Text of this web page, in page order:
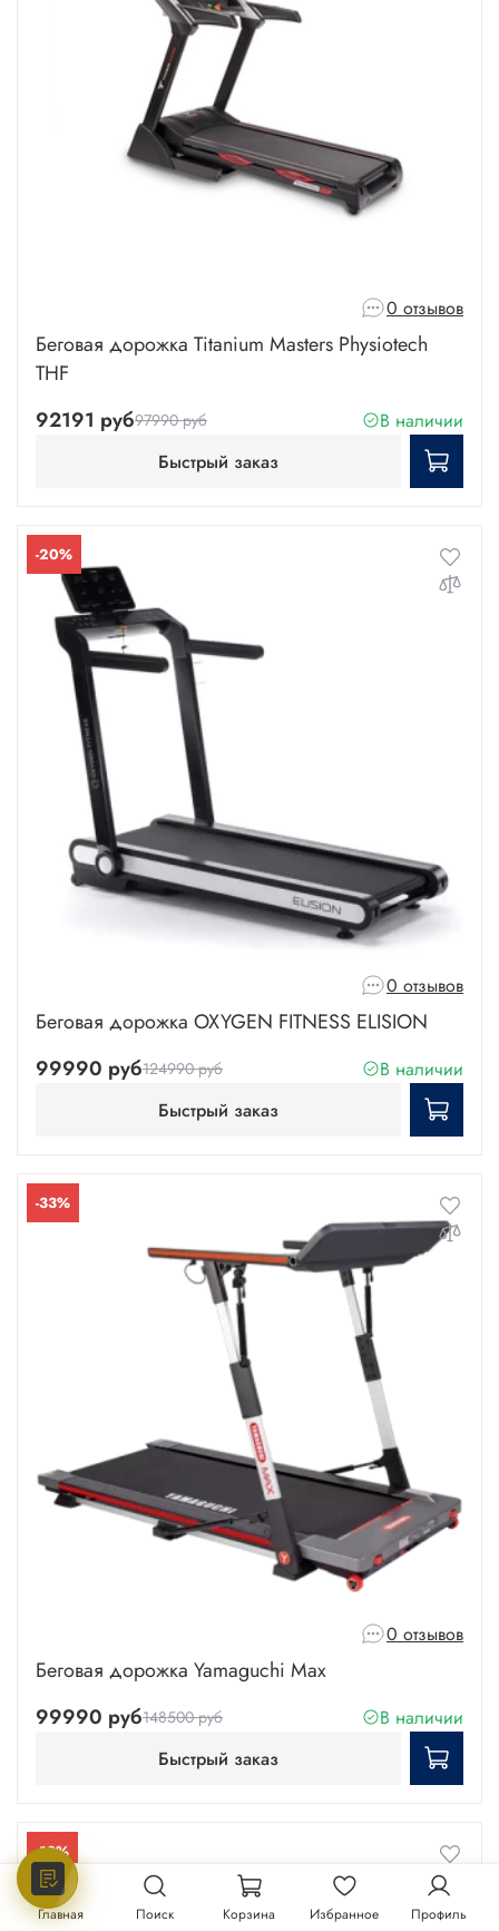
0 отзывов
Беговая дорожка Titanium Masters Physiotech
THF
92191 руб97990 руб
В наличии
Быстрый заказ
-20%
0 отзывов
Беговая дорожка OXYGEN FITNESS ELISION
99990 руб124990 руб
В наличии
Быстрый заказ
-33%
0 отзывов
Беговая дорожка Yamaguchi Max
99990 руб148500 руб
В наличии
Быстрый заказ
-18%
Главная Поиск Корзина Избранное Профиль